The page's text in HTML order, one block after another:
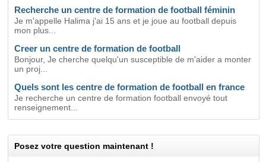
Recherche un centre de formation de football féminin
Je m'appelle Halima j'ai 15 ans et je joue au football depuis
mon plus...
Creer un centre de formation de football
Bonjour, Je cherche quelqu'un susceptible de m'aider a monter
un proj...
Quels sont les centre de formation de football en france
Je recherche un centre de formation football envoyé tout
renseignement...
Posez votre question maintenant !